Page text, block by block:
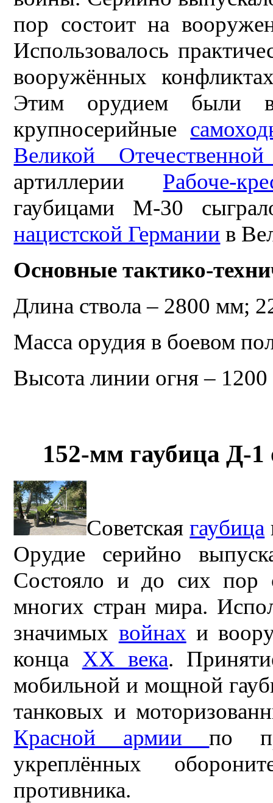
пор состоит на
Использовалось
вооружённых
Этим орудием были
крупносерийные
Великой
артиллерии Рабоче-
гаубицами М-30
нацистской Германии в
Основные тактико-
Длина ствола – 2800 мм;
Масса орудия в боевом
Высота линии огня –
152-мм гаубица Д-
Советскаягаубица
Орудие серийно
Состояло и до сих пор
многих стран мира.
значимых войнах и
конца XX века.
мобильной и мощной
танковых и
Красной армиипо
укреплённых
противника.